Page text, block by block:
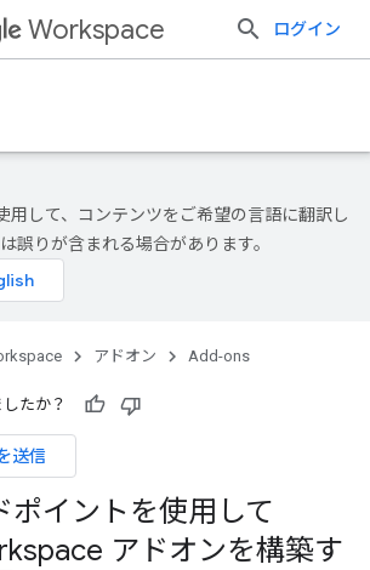
Workspace ログイン
用して、コンテンツをご希望の言語に翻訳し
誤りが含まれる場合があります。
アドオン Add-ons
たか？
送信
ポイントを使用して
アドオンを構築す